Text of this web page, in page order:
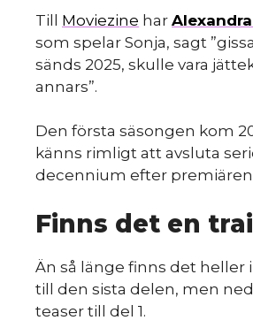
Till Moviezine har
som spelar Sonja, sagt
sänds 2025, skulle vara
annars”.
Den första säsongen kom
känns rimligt att avsluta
decennium efter
Finns det en
Än så länge finns det heller
till den sista delen, men
teaser till del 1.